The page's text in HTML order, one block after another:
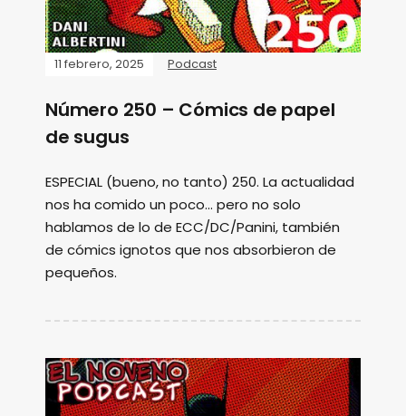
11 febrero, 2025 Podcast
Número 250 – Cómics de papel
de sugus
ESPECIAL (bueno, no tanto) 250. La actualidad
nos ha comido un poco... pero no solo
hablamos de lo de ECC/DC/Panini, también
de cómics ignotos que nos absorbieron de
pequeños.